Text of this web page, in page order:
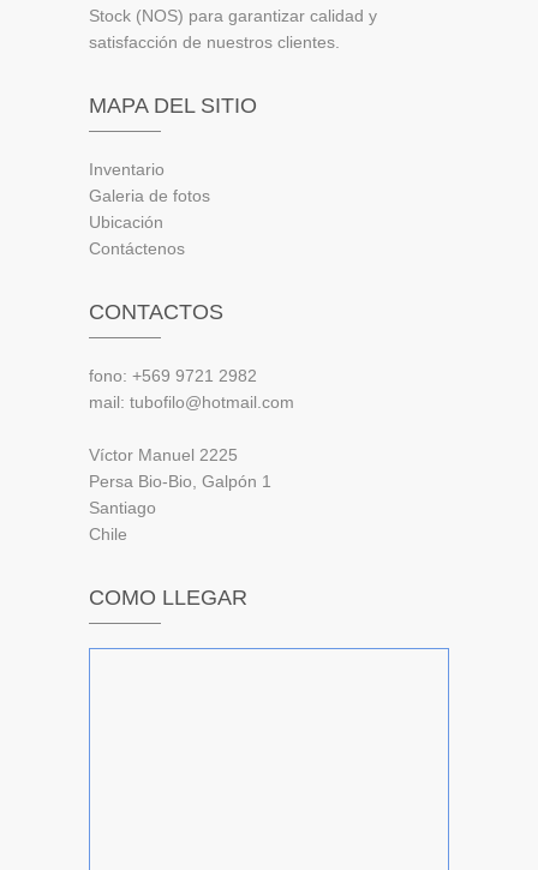
Stock (NOS) para garantizar calidad y
satisfacción de nuestros clientes.
MAPA DEL SITIO
Inventario
Galeria de fotos
Ubicación
Contáctenos
CONTACTOS
fono: +569 9721 2982
mail: tubofilo@hotmail.com
Víctor Manuel 2225
Persa Bio-Bio, Galpón 1
Santiago
Chile
COMO LLEGAR